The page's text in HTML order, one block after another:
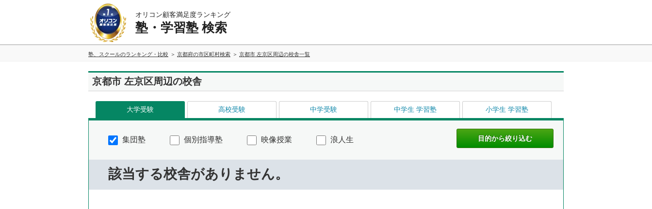
オリコン顧客満足度ランキング
塾・学習塾 検索
塾、スクールのランキング・比較 京都府の市区町村検索 京都市 左京区周辺の校舎一覧
京都市 左京区周辺の校舎
大学受験 高校受験 中学受験 中学生 学習塾 小学生 学習塾
集団塾 個別指導塾 映像授業 浪人生
該当する校舎がありません。